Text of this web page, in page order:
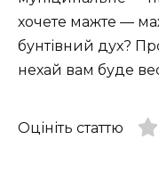
хочете мажте —
бунтівний дух?
нехай вам буде
Оцініть статтю